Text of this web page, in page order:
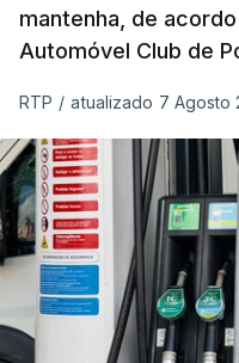
mantenha, de
Automóvel Club de
RTP / atualizado 7 Agosto